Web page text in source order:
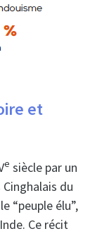
et
e siècle par un
du
“peuple élu”,
Ce récit